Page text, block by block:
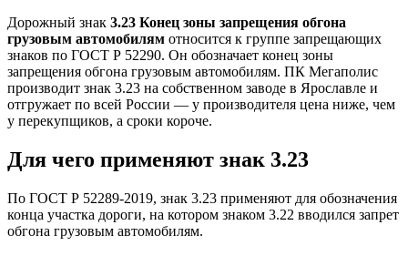
Дорожный знак 3.23 Конец зоны запрещения обгона
грузовым автомобилям относится к группе запрещающих
знаков по ГОСТ Р 52290. Он обозначает конец зоны
запрещения обгона грузовым автомобилям. ПК Мегаполис
производит знак 3.23 на собственном заводе в Ярославле и
отгружает по всей России — у производителя цена ниже, чем
у перекупщиков, а сроки короче.
Для чего применяют знак 3.23
По ГОСТ Р 52289-2019, знак 3.23 применяют для обозначения
конца участка дороги, на котором знаком 3.22 вводился запрет
обгона грузовым автомобилям.